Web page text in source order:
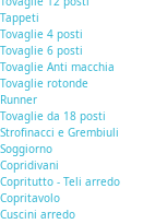
Tappeti
Tovaglie 4 posti
Tovaglie 6 posti
Tovaglie Anti macchia
Tovaglie rotonde
Runner
Tovaglie da 18 posti
Strofinacci e Grembiuli
Soggiorno
Copridivani
Copritutto - Teli arredo
Copritavolo
Cuscini arredo